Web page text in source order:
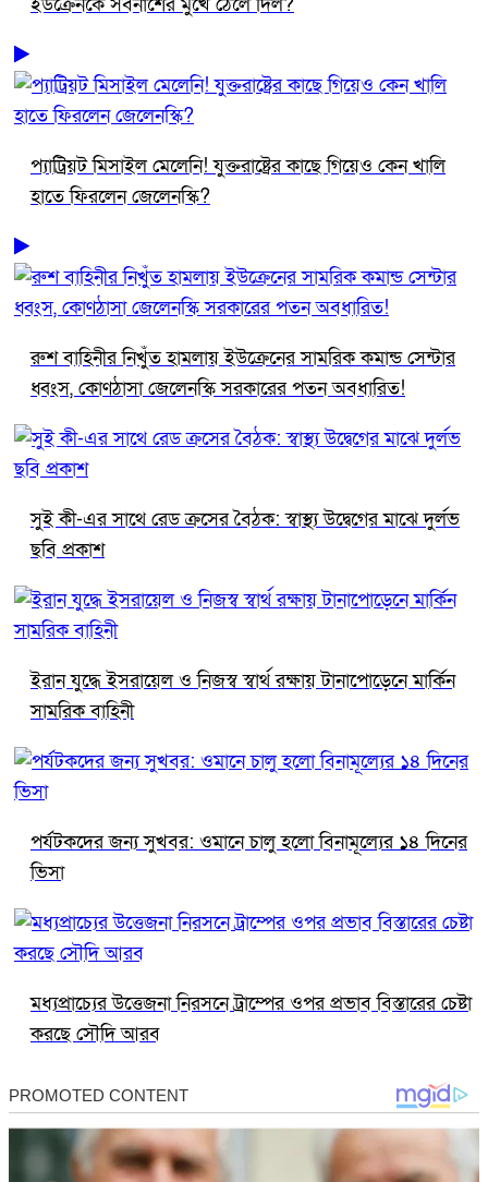
প্যাট্রিয়ট মিসাইল মেলেনি! যুক্তরাষ্ট্রের কাছে গিয়েও কেন খালি
হাতে ফিরলেন জেলেনস্কি?
রুশ বাহিনীর নিখুঁত হামলায় ইউক্রেনের সামরিক কমান্ড সেন্টার
ধ্বংস, কোণঠাসা জেলেনস্কি সরকারের পতন অবধারিত!
সুই কী-এর সাথে রেড ক্রসের বৈঠক: স্বাস্থ্য উদ্বেগের মাঝে দুর্লভ
ছবি প্রকাশ
ইরান যুদ্ধে ইসরায়েল ও নিজস্ব স্বার্থ রক্ষায় টানাপোড়েনে মার্কিন
সামরিক বাহিনী
পর্যটকদের জন্য সুখবর: ওমানে চালু হলো বিনামূল্যের ১৪ দিনের
ভিসা
মধ্যপ্রাচ্যের উত্তেজনা নিরসনে ট্রাম্পের ওপর প্রভাব বিস্তারের চেষ্টা
করছে সৌদি আরব